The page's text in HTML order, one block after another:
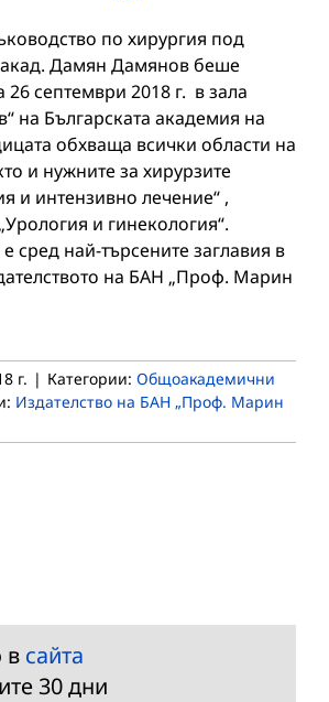
по хирургия под
Дамян Дамянов беше
26 септември 2018 г. в зала
на Българската академия на
обхваща всички области на
и нужните за хирурзите
и интензивно лечение“ ,
и гинекология“.
сред най-търсените заглавия в
на БАН „Проф. Марин
г. | Категории: Общоакадемични
Издателство на БАН „Проф. Марин
в сайта
30 дни